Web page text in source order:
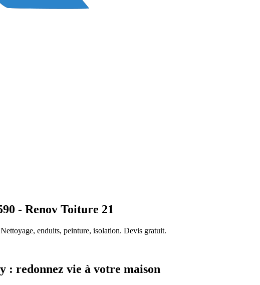
- Renov Toiture 21
enduits, peinture, isolation. Devis gratuit.
: redonnez vie à votre maison